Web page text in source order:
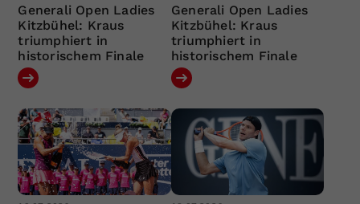
Generali Open Ladies
Kitzbühel: Kraus
triumphiert in
historischem Finale
Generali Open Ladies
Kitzbühel: Kraus
triumphiert in
historischem Finale